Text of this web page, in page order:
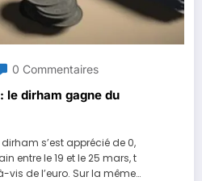
0 Commentaires
le dirham gagne du
s’est apprécié de 0,
entre le 19 et le 25 mars, t
de l’euro. Sur la même